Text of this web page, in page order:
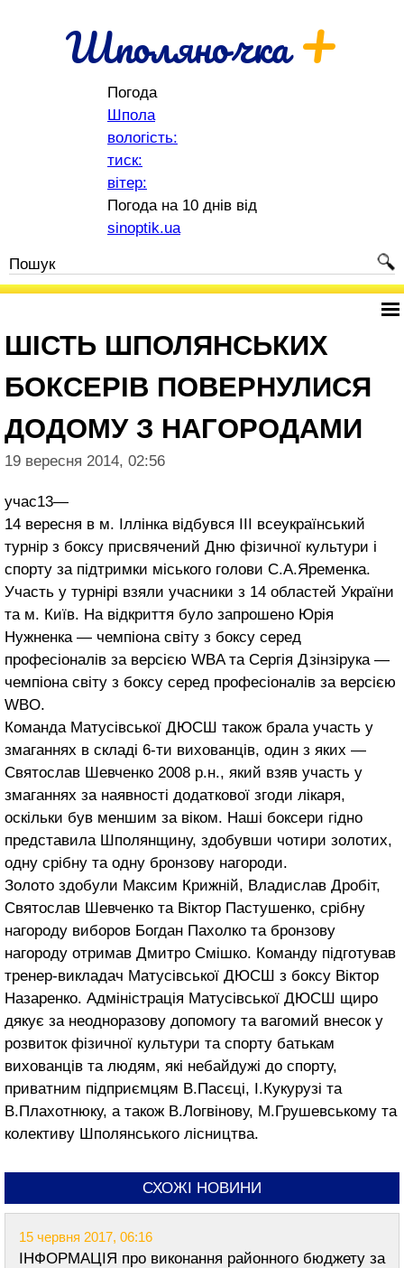
Шполяночка+
Погода
Шпола
вологість:
тиск:
вітер:
Погода на 10 днів від
sinoptik.ua
ШІСТЬ ШПОЛЯНСЬКИХ
БОКСЕРІВ ПОВЕРНУЛИСЯ
ДОДОМУ З НАГОРОДАМИ
19 вересня 2014, 02:56
учас13—
14 вересня в м. Іллінка відбувся ІІІ всеукраїнський
турнір з боксу присвячений Дню фізичної культури і
спорту за підтримки міського голови С.А.Яременка.
Участь у турнірі взяли учасники з 14 областей України
та м. Київ. На відкриття було запрошено Юрія
Нужненка — чемпіона світу з боксу серед
професіоналів за версією WBA та Сергія Дзінзірука —
чемпіона світу з боксу серед професіоналів за версією
WBО.
Команда Матусівської ДЮСШ також брала участь у
змаганнях в складі 6-ти вихованців, один з яких —
Святослав Шевченко 2008 р.н., який взяв участь у
змаганнях за наявності додаткової згоди лікаря,
оскільки був меншим за віком. Наші боксери гідно
представила Шполянщину, здобувши чотири золотих,
одну срібну та одну бронзову нагороди.
Золото здобули Максим Крижній, Владислав Дробіт,
Святослав Шевченко та Віктор Пастушенко, срібну
нагороду виборов Богдан Пахолко та бронзову
нагороду отримав Дмитро Смішко. Команду підготував
тренер-викладач Матусівської ДЮСШ з боксу Віктор
Назаренко. Адміністрація Матусівської ДЮСШ щиро
дякує за неодноразову допомогу та вагомий внесок у
розвиток фізичної культури та спорту батькам
вихованців та людям, які небайдужі до спорту,
приватним підприємцям В.Пасєці, І.Кукурузі та
В.Плахотнюку, а також В.Логвінову, М.Грушевському та
колективу Шполянського лісництва.
СХОЖІ НОВИНИ
15 червня 2017, 06:16
ІНФОРМАЦІЯ про виконання районного бюджету за